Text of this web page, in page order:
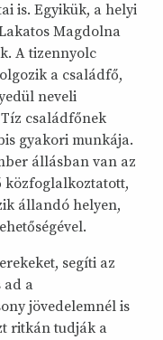
is. Egyikük, a helyi
Magdolna
A tizennyolc
a családfő,
neveli
családfőnek
gyakori munkája.
állásban van az
közfoglalkoztatott,
állandó helyen,
segíti az
ad a
jövedelemnél is
ritkán tudják a